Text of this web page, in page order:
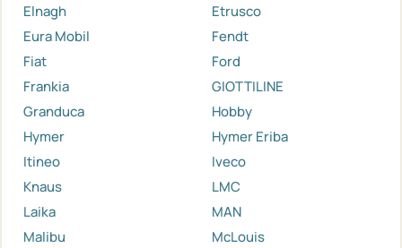
Elnagh
Etrusco
Eura Mobil
Fendt
Fiat
Ford
Frankia
GIOTTILINE
Granduca
Hobby
Hymer
Hymer Eriba
Itineo
Iveco
Knaus
LMC
Laika
MAN
Malibu
McLouis